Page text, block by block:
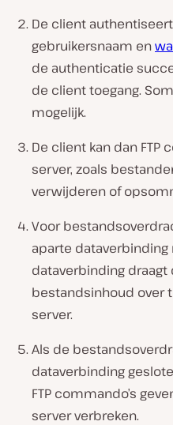
De client
gebruikersnaam en
de authenticatie
de client toegang.
mogelijk.
De client kan dan FTP
server, zoals
verwijderen of
Voor
aparte dataverbinding
dataverbinding draagt
bestandsinhoud over
server.
Als de
dataverbinding
FTP commando’s
server verbreken.